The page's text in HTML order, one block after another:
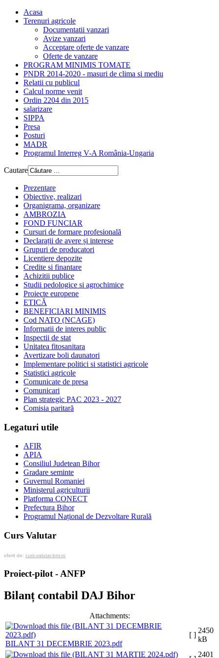
Acasa
Terenuri agricole
Documentatii vanzari
Avize vanzari
Acceptare oferte de vanzare
Oferte de vanzare
PROGRAM MINIMIS TOMATE
PNDR 2014-2020 - masuri de clima si mediu
Relatii cu publicul
Calcul norme venit
Ordin 2204 din 2015
salarizare
SIPPA
Presa
Posturi
MADR
Programul Interreg V-A România-Ungaria
Cautare
Prezentare
Obiective, realizari
Organigrama, organizare
AMBROZIA
FOND FUNCIAR
Cursuri de formare profesională
Declarații de avere și interese
Grupuri de producatori
Licentiere depozite
Credite si finantare
Achizitii publice
Studii pedologice si agrochimice
Proiecte europene
ETICĂ
BENEFICIARI MINIMIS
Cod NATO (NCAGE)
Informatii de interes public
Inspectii de stat
Unitatea fitosanitara
Avertizare boli daunatori
Implementare politici si statistici agricole
Statistici agricole
Comunicate de presa
Comunicari
Plan strategic PAC 2023 - 2027
Comisia paritară
Legaturi utile
AFIR
APIA
Consiliul Judetean Bihor
Gradare seminte
Guvernul Romaniei
Ministerul agriculturii
Platforma CONECT
Prefectura Bihor
Programul Național de Dezvoltare Rurală
Curs Valutar
oferit de: curs-valutar-bnr.ro
Proiect-pilot - ANFP
Bilanț contabil DAJ Bihor
Attachments:
BILANT 31 DECEMBRIE 2023.pdf
[ ]
2450
kB
2401